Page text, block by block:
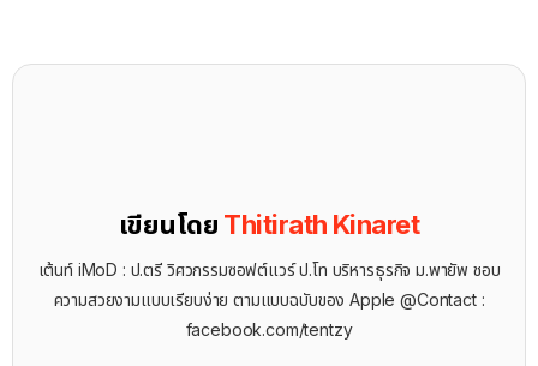
เขียนโดย Thitirath Kinaret
เต้นท์ iMoD : ป.ตรี วิศวกรรมซอฟต์แวร์ ป.โท บริหารธุรกิจ ม.พายัพ ชอบ
ความสวยงามแบบเรียบง่าย ตามแบบฉบับของ Apple @Contact :
facebook.com/tentzy